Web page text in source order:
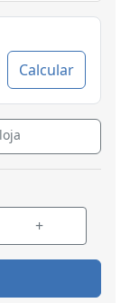
Calcular
+